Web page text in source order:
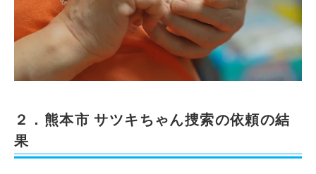
２．熊本市 サツキちゃん捜索の依頼の結
果